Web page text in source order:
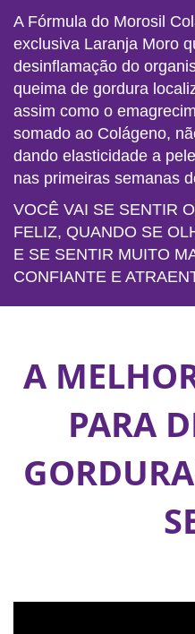
A Fórmula do Morosil
exclusiva Laranja Moro
desinflamação do
queima de gordura
assim como o
somado ao Colágeno,
dando elasticidade a
nas primeiras semanas
VOCÊ VAI SE SENTIR
FELIZ, QUANDO SE
E SE SENTIR MUITO
CONFIANTE E
A
PARA